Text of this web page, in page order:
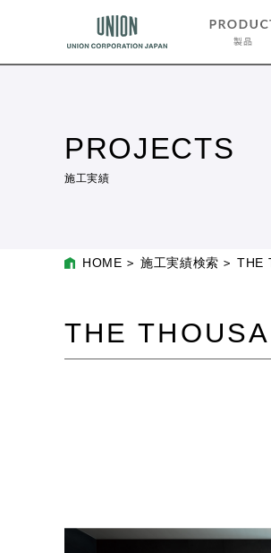
PROJECTS
施工実績
HOME 施工実績検索 THE
THE